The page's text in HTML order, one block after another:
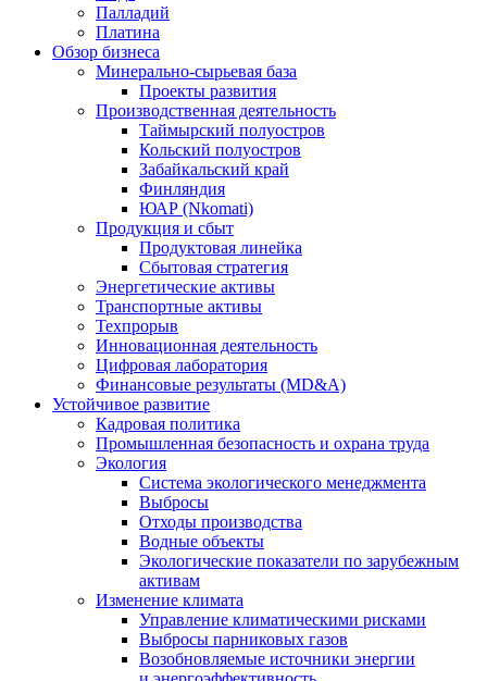
Палладий
Платина
Обзор бизнеса
Минерально-сырьевая база
Проекты развития
Производственная деятельность
Таймырский полуостров
Кольский полуостров
Забайкальский край
Финляндия
ЮАР (Nkomati)
Продукция и сбыт
Продуктовая линейка
Сбытовая стратегия
Энергетические активы
Транспортные активы
Техпрорыв
Инновационная деятельность
Цифровая лаборатория
Финансовые результаты (MD&A)
Устойчивое развитие
Кадровая политика
Промышленная безопасность и охрана труда
Экология
Система экологического менеджмента
Выбросы
Отходы производства
Водные объекты
Экологические показатели по зарубежным
активам
Изменение климата
Управление климатическими рисками
Выбросы парниковых газов
Возобновляемые источники энергии